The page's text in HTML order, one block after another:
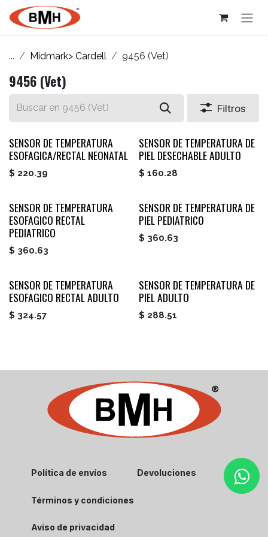
Ir al contenido
... Midmark> Cardell 9456 (Vet)
9456 (Vet)
Filtros
SENSOR DE TEMPERATURA
ESOFAGICA/RECTAL NEONATAL
$ 220.39
SENSOR DE TEMPERATURA DE
PIEL DESECHABLE ADULTO
$ 160.28
SENSOR DE TEMPERATURA
ESOFAGICO RECTAL
PEDIATRICO
$ 360.63
SENSOR DE TEMPERATURA DE
PIEL PEDIATRICO
$ 360.63
SENSOR DE TEMPERATURA
ESOFAGICO RECTAL ADULTO
$ 324.57
SENSOR DE TEMPERATURA DE
PIEL ADULTO
$ 288.51
Política de envíos Devoluciones
Términos y condiciones
Aviso de privacidad